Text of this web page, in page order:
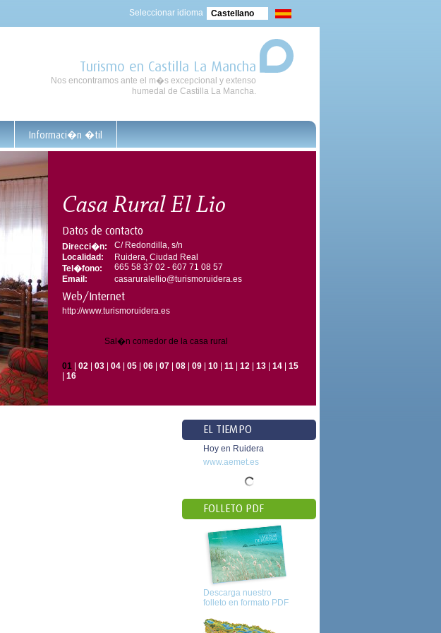
Seleccionar idioma Castellano
Turismo en Castilla La Mancha
Nos encontramos ante el m�s excepcional y extenso
humedal de Castilla La Mancha.
Informaci�n �til
01 02 03 04 05 06 07 08 09 10 11 12 13 14
15
16
Sal�n comedor de la casa rural
Casa Rural El Lio
Datos de contacto
Direcci�n:
C/ Redondilla, s/n
Localidad:
Ruidera, Ciudad Real
Tel�fono:
665 58 37 02 - 607 71 08 57
Email:
casaruralellio@turismoruidera.es
Web/Internet
http://www.turismoruidera.es
EL TIEMPO
Hoy en Ruidera
www.aemet.es
FOLLETO PDF
Descarga nuestro
folleto en formato PDF